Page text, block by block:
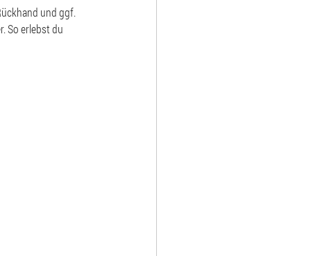
und ggf.
So erlebst du